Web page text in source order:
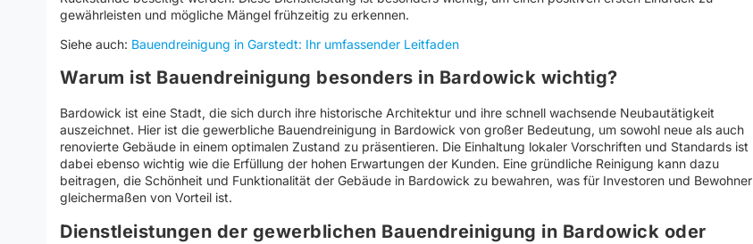
gewährleisten und mögliche Mängel frühzeitig zu erkennen.
Siehe auch: Bauendreinigung in Garstedt: Ihr umfassender Leitfaden
Warum ist Bauendreinigung besonders in Bardowick wichtig?
Bardowick ist eine Stadt, die sich durch ihre historische Architektur und ihre schnell wachsende Neubautätigkeit
auszeichnet. Hier ist die gewerbliche Bauendreinigung in Bardowick von großer Bedeutung, um sowohl neue als auch
renovierte Gebäude in einem optimalen Zustand zu präsentieren. Die Einhaltung lokaler Vorschriften und Standards ist
dabei ebenso wichtig wie die Erfüllung der hohen Erwartungen der Kunden. Eine gründliche Reinigung kann dazu
beitragen, die Schönheit und Funktionalität der Gebäude in Bardowick zu bewahren, was für Investoren und Bewohner
gleichermaßen von Vorteil ist.
Dienstleistungen der gewerblichen Bauendreinigung in Bardowick oder